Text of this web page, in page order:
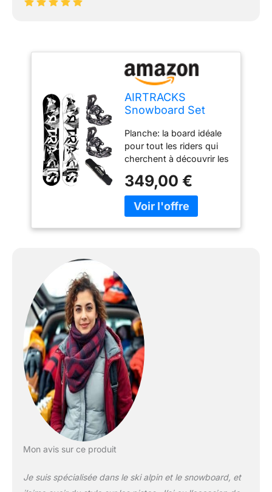
AIRTRACKS
Snowboard Set
Extra Wide 171 -
Fixations Master XL
- SB Bag
Planche: la board idéale
pour tout les riders qui
cherchent à découvrir les
Planche: la board idéale
pour tout les riders qui
cherchent à découvrir les
de cavalier. Taille M pour
Boots (38-42) / Taille L
pour Boots (41-45) /
Taille XL pour Boots (44-
47) Sac: Longueur de la
housse 175cm
349,00 €
Mon avis sur ce produit
Je suis spécialisée dans le ski alpin et le snowboard, et